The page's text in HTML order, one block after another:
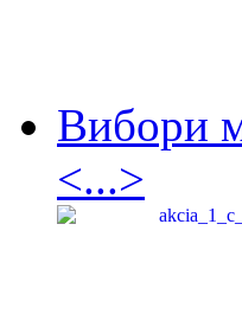
Вибори
<...>